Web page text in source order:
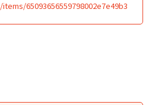
65093656559798002e7e49b3